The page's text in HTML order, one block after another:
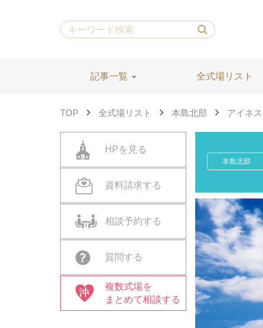
記事一覧 全式場リスト
TOP 全式場リスト 本島北部 アイネ
HPを見る
資料請求する
相談予約する
質問する
複数式場を
まとめて相談する
本島北部